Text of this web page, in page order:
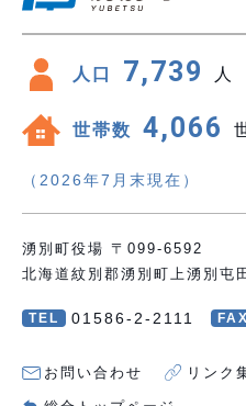
人口 7,739 人
世帯数 4,066
（2026年7月末現在）
湧別町役場 〒099-6592
北海道紋別郡湧別町上湧別屯
TEL 01586-2-2111 FAX
お問い合わせ リンク